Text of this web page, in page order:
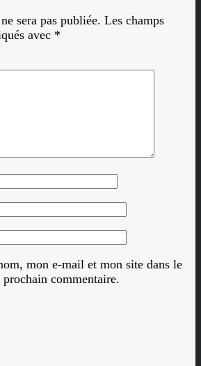
sera pas publiée. Les champs
avec *
mon e-mail et mon site dans le
commentaire.